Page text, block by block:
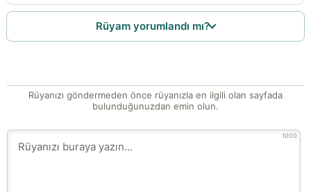
Rüyam yorumlandı mı?
Rüyanızı göndermeden önce rüyanızla en ilgili olan sayfada
bulunduğunuzdan emin olun.
1000